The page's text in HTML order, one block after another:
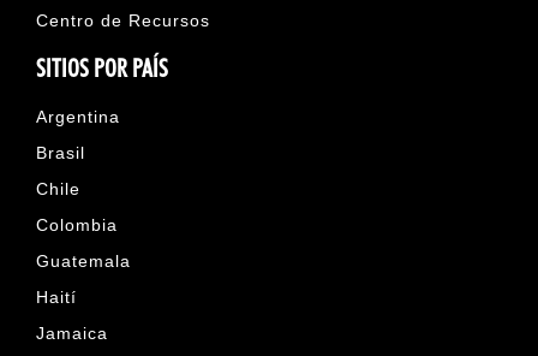
Centro de Recursos
SITIOS POR PAÍS
Argentina
Brasil
Chile
Colombia
Guatemala
Haití
Jamaica